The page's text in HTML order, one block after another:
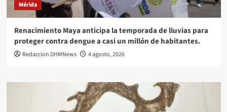
Mérida
Renacimiento Maya anticipa la temporada de lluvias para
proteger contra dengue a casi un millón de habitantes.
Redaccion DHMNews 4 agosto, 2026